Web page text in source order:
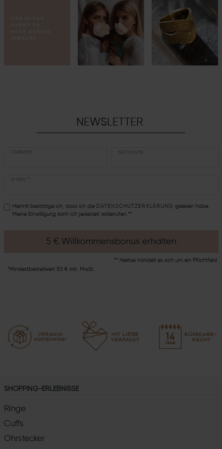
NEWSLETTER
Hiermit bestätige ich, dass ich die DATEN­SCHUTZ­ERKLÄRUNG gelesen habe.
Meine Einwilligung kann ich jederzeit widerrufen.**
5 € Willkommensbonus erhalten
** Hierbei handelt es sich um ein Pflichtfeld.
*Mindestbestellwert 50 € inkl. MwSt.
SHOPPING-ERLEBNISSE
Ringe
Cuffs
Ohrstecker